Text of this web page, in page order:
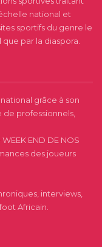
national et
sportifs du genre le
que par la diaspora.
grâce à son
professionnels,
END DE NOS
des joueurs
interviews,
Africain.